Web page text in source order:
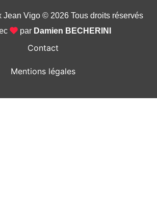
Jean Vigo © 2026 Tous droits réservés
par Damien BECHERINI
Contact
Mentions légales